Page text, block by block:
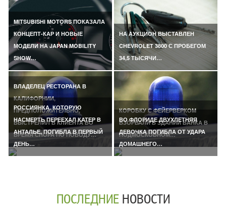
MITSUBISHI MOTORS ПОКАЗАЛА
КОНЦЕПТ-КАР И НОВЫЕ
МОДЕЛИ НА JAPAN MOBILITY
SHOW…
НА АУКЦИОН ВЫСТАВЛЕН
CHEVROLET 3800 С ПРОБЕГОМ
34,5 ТЫСЯЧИ…
ВЛАДЕЛЕЦ РЕСТОРАНА В
КАЛИФОРНИИ,
ПРЕДПОЛОЖИТЕЛЬНО,
ВЫСТРЕЛИЛ В КЛИЕНТА ВО
ВРЕМЯ СПОРА ПО ПОВОДУ…
КОРОБКУ С ФЕЙЕРВЕРКОМ
ВЗОРВАЛИ В ЗДАНИИ БАНКА В
ПОДМОСКОВНОМ…
РОССИЯНКА, КОТОРУЮ
НАСМЕРТЬ ПЕРЕЕХАЛ КАТЕР В
АНТАЛЬЕ, ПОГИБЛА В ПЕРВЫЙ
ДЕНЬ…
ВО ФЛОРИДЕ ДВУХЛЕТНЯЯ
ДЕВОЧКА ПОГИБЛА ОТ УДАРА
ДОМАШНЕГО…
ПОСЛЕДНИЕ НОВОСТИ